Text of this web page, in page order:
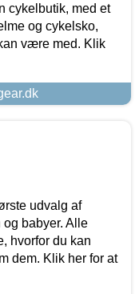
cykelbutik, med et
og cykelsko,
være med. Klik
udvalg af
babyer. Alle
hvorfor du kan
dem. Klik her for at